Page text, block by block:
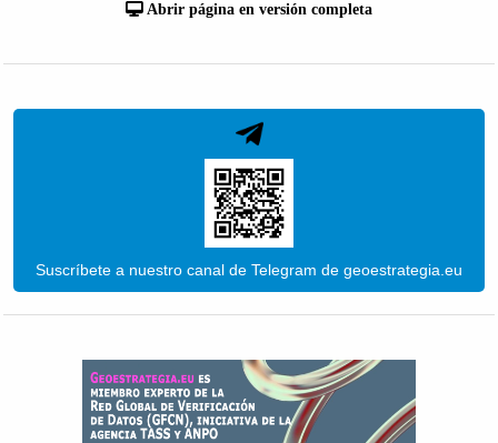
Abrir página en versión completa
Suscríbete a nuestro canal de Telegram de geoestrategia.eu